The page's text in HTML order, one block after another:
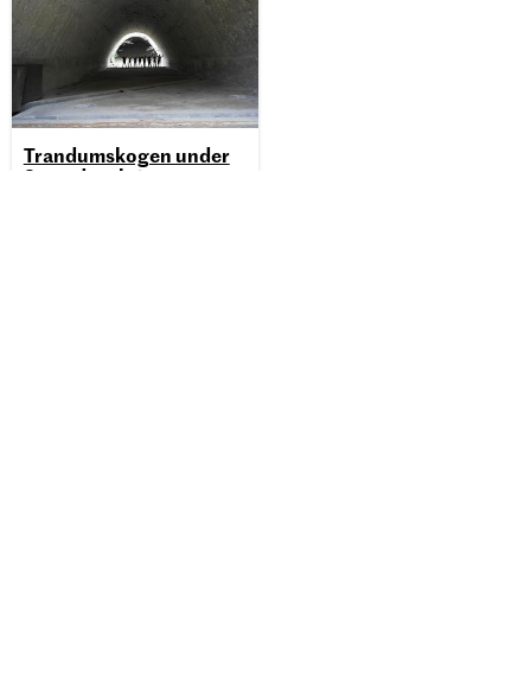
Trandumskogen under
2. verdenskrig